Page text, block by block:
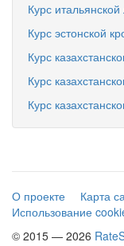
Курс
Курс эстонской
Курс
Курс
Курс
О проекте
Карта
Использование
© 2015 — 2026